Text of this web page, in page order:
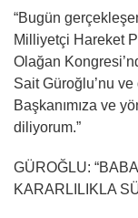
“Bugün
Milliyetçi Hareket
Olağan
Sait Güroğlu’nu
Başkanımıza ve
diliyorum.”
GÜROĞLU:
KARARLILIKLA